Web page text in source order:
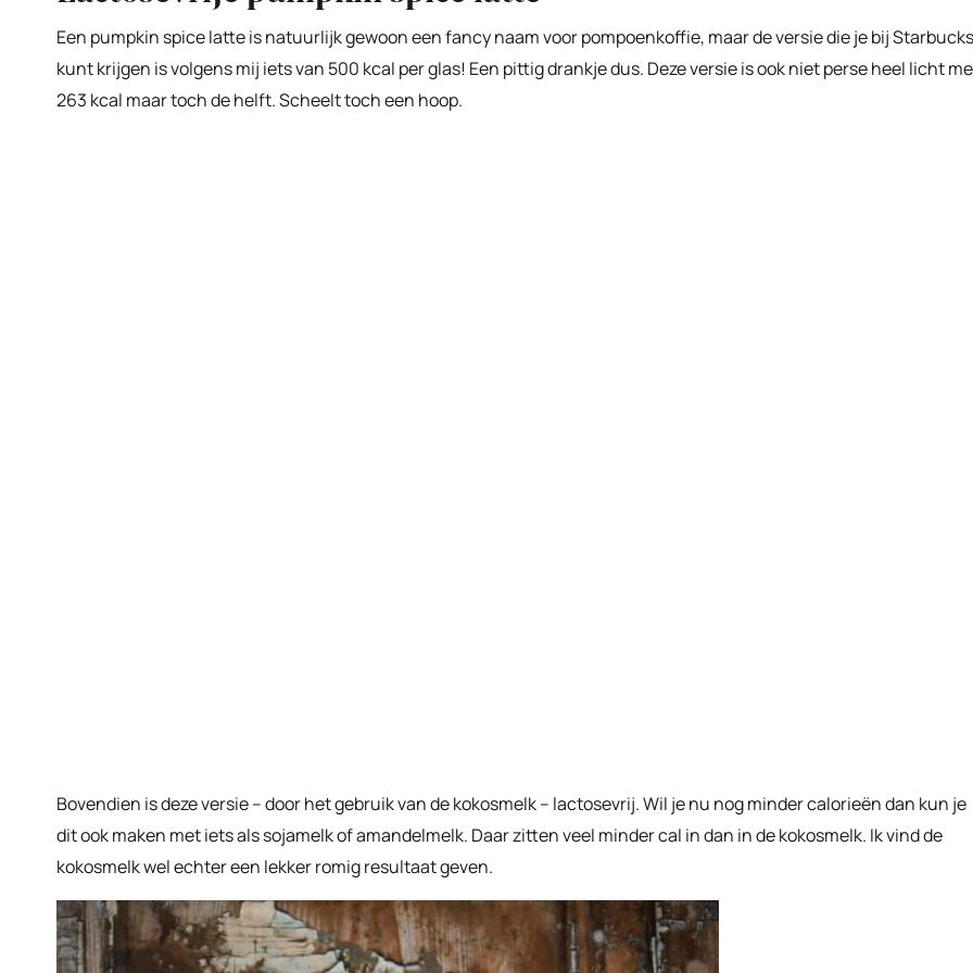
Een pumpkin spice latte is natuurlijk gewoon een fancy naam voor pompoenkoffie, maar de versie die je bij Starbucks
kunt krijgen is volgens mij iets van 500 kcal per glas! Een pittig drankje dus. Deze versie is ook niet perse heel licht
263 kcal maar toch de helft. Scheelt toch een hoop.
Bovendien is deze versie – door het gebruik van de kokosmelk – lactosevrij. Wil je nu nog minder calorieën dan kun je
dit ook maken met iets als sojamelk of amandelmelk. Daar zitten veel minder cal in dan in de kokosmelk. Ik vind de
kokosmelk wel echter een lekker romig resultaat geven.